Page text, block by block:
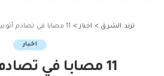
ترند الشرق > اخبار > 11 مصابا في تصادم أتوبيس وميكروباص بالشرقية
اخبار
11 مصابا في